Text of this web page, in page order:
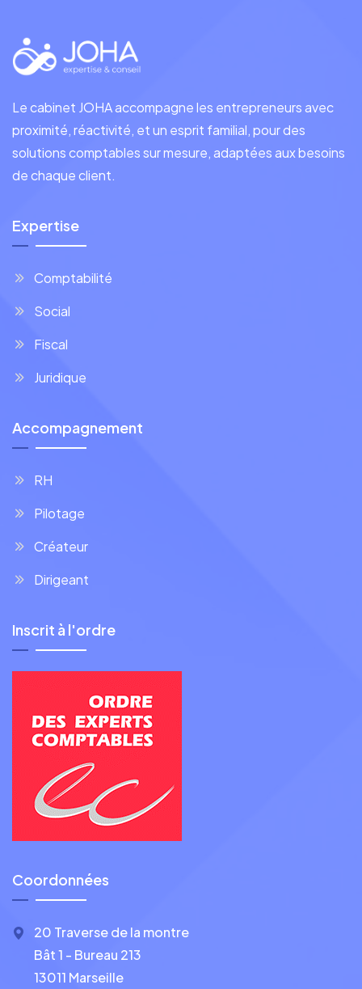
Le cabinet JOHA accompagne les entrepreneurs avec
proximité, réactivité, et un esprit familial, pour des
solutions comptables sur mesure, adaptées aux besoins
de chaque client.
Expertise
Comptabilité
Social
Fiscal
Juridique
Accompagnement
RH
Pilotage
Créateur
Dirigeant
Inscrit à l'ordre
Coordonnées
20 Traverse de la montre
Bât 1 - Bureau 213
13011 Marseille